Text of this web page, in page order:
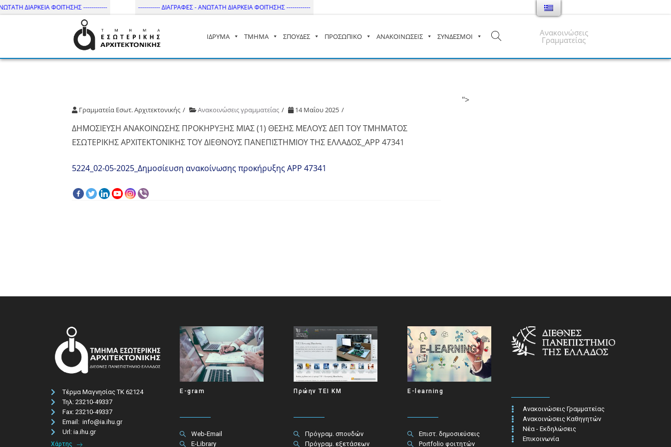
ΔΙΑΡΚΕΙΑ ΦΟΙΤΗΣΗΣ ------------ ----------- ΔΙΑΓΡΑΦΕΣ - ΑΝΩΤΑΤΗ ΔΙΑΡΚΕΙΑ ΦΟΙΤΗΣΗΣ ------------
Τμήμα Εσωτ. Αρχιτεκτονικής – ΔΙ.ΠΑ.Ε
ΙΔΡΥΜΑ ΤΜΗΜΑ ΣΠΟΥΔΕΣ ΠΡΟΣΩΠΙΚΟ ΑΝΑΚΟΙΝΩΣΕΙΣ ΣΥΝΔΕΣΜΟΙ Ανακοινώσεις
Γραμματείας
Γραμματεία Εσωτ. Αρχιτεκτονικής Ανακοινώσεις γραμματείας 14 Μαΐου 2025
ΔΗΜΟΣΙΕΥΣΗ ΑΝΑΚΟΙΝΩΣΗΣ ΠΡΟΚΗΡΥΞΗΣ ΜΙΑΣ (1) ΘΕΣΗΣ ΜΕΛΟΥΣ ΔΕΠ ΤΟΥ ΤΜΗΜΑΤΟΣ
ΕΣΩΤΕΡΙΚΗΣ ΑΡΧΙΤΕΚΤΟΝΙΚΗΣ ΤΟΥ ΔΙΕΘΝΟΥΣ ΠΑΝΕΠΙΣΤΗΜΙΟΥ ΤΗΣ ΕΛΛΑΔΟΣ_APP 47341
5224_02-05-2025_Δημοσίευση ανακοίνωσης προκήρυξης APP 47341
">
Τέρμα Μαγνησίας ΤΚ 62124
Τηλ: 23210-49337​
Fax: 23210-49337
Email: info@ia.ihu.gr
Url: ia.ihu.gr
Χάρτης
E-gram
Web-Email
E-Library
Πρώην ΤΕΙ ΚΜ
Πρόγραμ. σπουδών
Πρόγραμ. εξετάσεων
E-learning
Επιστ. δημοσιεύσεις
Portfolio φοιτητών
Ανακοινώσεις Γραμματείας
Ανακοινώσεις Καθηγητών
Νέα - Εκδηλώσεις
Επικοινωνία